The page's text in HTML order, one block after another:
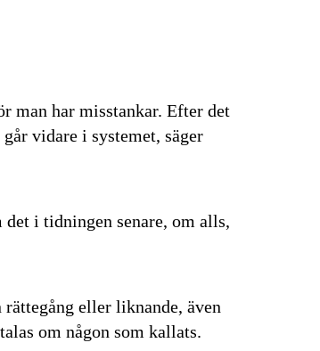
man har misstankar. Efter det
vidare i systemet, säger
i tidningen senare, om alls,
eller liknande, även
om någon som kallats.